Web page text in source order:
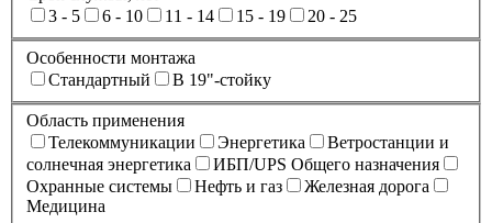
3 - 5
6 - 10 11 - 14 15 - 19 20 - 25
Особенности монтажа
Стандартный
В 19"-стойку
Область применения
Телекоммуникации
Энергетика
Ветростанции и
солнечная энергетика
ИБП/UPS Общего назначения
Охранные системы
Нефть и газ
Железная дорога
Медицина